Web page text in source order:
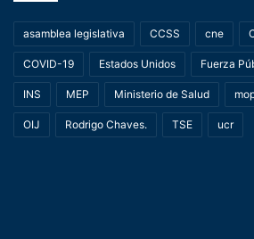
asamblea legislativa CCSS cne
COVID-19 Estados Unidos Fuerza
INS MEP Ministerio de Salud
OIJ Rodrigo Chaves. TSE ucr